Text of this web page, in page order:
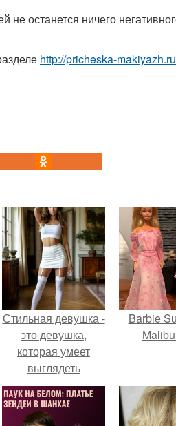
не останется ничего
http://pricheska-
Стильная девушка -
это девушка,
которая умеет
выглядеть
привлекательно и
элегантно в любои
ситуации.
Barbie